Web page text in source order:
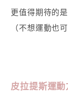
更值得期待的
（不想運動也
皮拉提斯運動